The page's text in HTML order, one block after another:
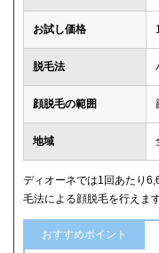
お試し価格
脱毛法
顔脱毛の範囲
地域
ディオーネでは1回あたり
毛法による顔脱毛を行えます
おすすめポイント